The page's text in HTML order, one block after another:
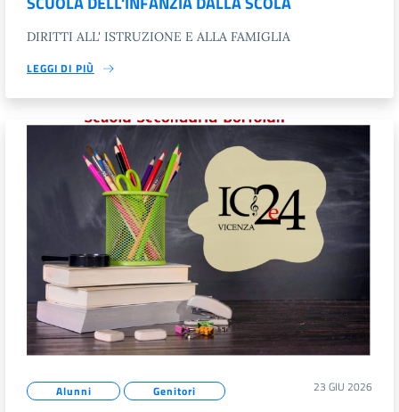
DIRITTI ALL' ISTRUZIONE E ALLA FAMIGLIA
LEGGI DI PIÙ
Alunni Genitori 23 GIU 2026